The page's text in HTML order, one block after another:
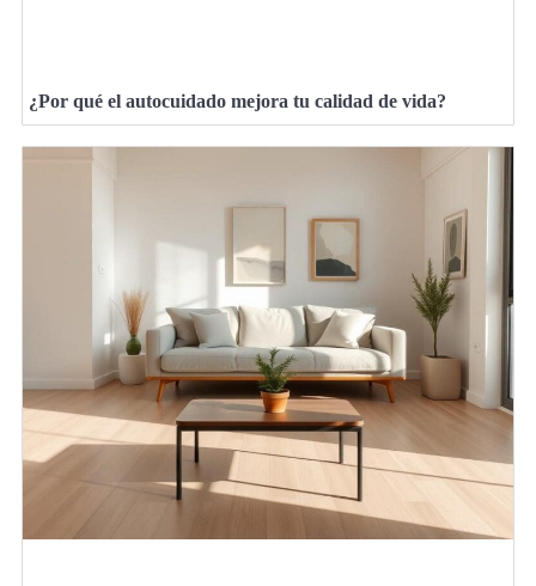
¿Por qué el autocuidado mejora tu calidad de vida?